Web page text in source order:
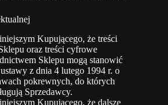
Kupującego, że treści
oraz treści cyfrowe
Sklepu mogą stanowić
z dnia 4 lutego 1994 r. o
pokrewnych, do których
Sprzedawcy.
Kupującego, że dalsze